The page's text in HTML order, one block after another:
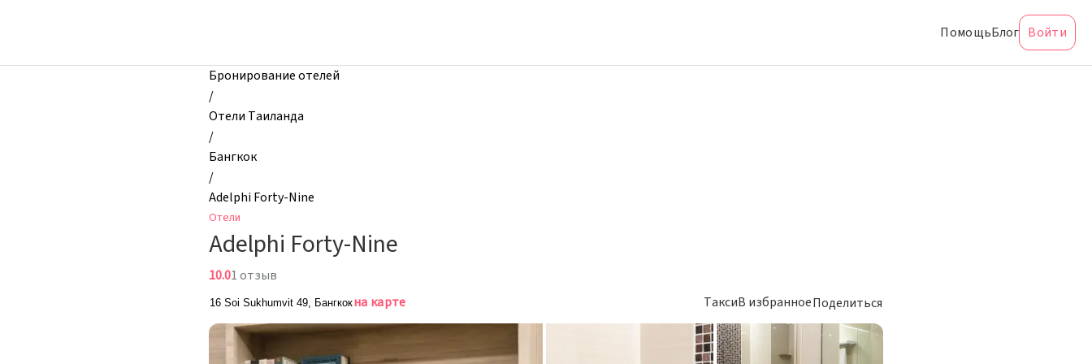
Adelphi
ПомощьБлог Войти
Бронирование отелей
/
Отели Таиланда
/
Бангкок
/
Adelphi Forty-Nine
Отели
Adelphi Forty-Nine
10.01 отзыв
16 Soi Sukhumvit 49, Бангкокна карте ТаксиВ избранноеПоделиться